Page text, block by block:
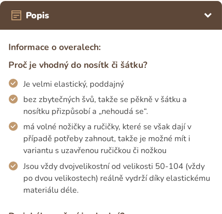
Popis
Informace o overalech:
Proč je vhodný do nosítk či šátku?
Je velmi elastický, poddajný
bez zbytečných švů, takže se pěkně v šátku a
nosítku přizpůsobí a „nehoudá se“.
má volné nožičky a ručičky, které se však dají v
případě potřeby zahnout, takže je možné mít i
variantu s uzavřenou ručičkou či nožkou
Jsou vždy dvojvelikostní od velikosti 50-104 (vždy
po dvou velikostech) reálně vydrží díky elastickému
materiálu déle.